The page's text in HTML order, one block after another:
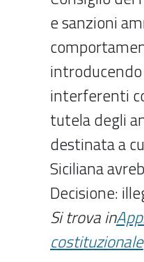
e sanzioni
interferenti
tutela degli
destinata a
Siciliana
Decisione:
Si trova in
costituzionale